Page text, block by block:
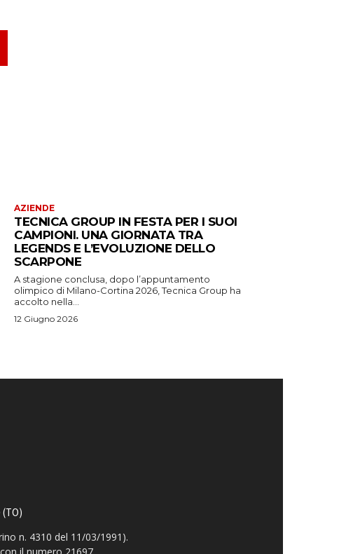
AZIENDE
TECNICA GROUP IN FESTA PER I SUOI
CAMPIONI. UNA GIORNATA TRA
LEGENDS E L’EVOLUZIONE DELLO
SCARPONE
A stagione conclusa, dopo l’appuntamento
olimpico di Milano-Cortina 2026, Tecnica Group ha
accolto nella...
12 Giugno 2026
n. 4310 del 11/03/1991).
il numero 21697.